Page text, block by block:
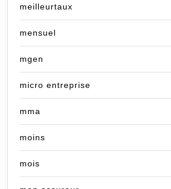
meilleurtaux
mensuel
mgen
micro entreprise
mma
moins
mois